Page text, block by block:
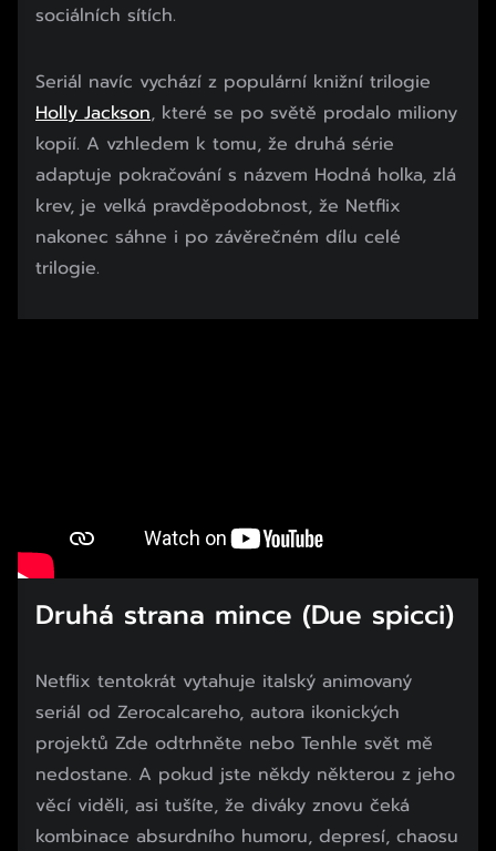
sociálních sítích.
Seriál navíc vychází z populární knižní trilogie
Holly Jackson, které se po světě prodalo miliony
kopií. A vzhledem k tomu, že druhá série
adaptuje pokračování s názvem Hodná holka, zlá
krev, je velká pravděpodobnost, že Netflix
nakonec sáhne i po závěrečném dílu celé
trilogie.
Druhá strana mince (Due spicci)
Netflix tentokrát vytahuje italský animovaný
seriál od Zerocalcareho, autora ikonických
projektů Zde odtrhněte nebo Tenhle svět mě
nedostane. A pokud jste někdy některou z jeho
věcí viděli, asi tušíte, že diváky znovu čeká
kombinace absurdního humoru, depresí, chaosu